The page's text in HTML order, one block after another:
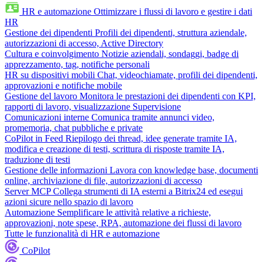
HR e automazione Ottimizzare i flussi di lavoro e gestire i dati
HR
Gestione dei dipendenti Profili dei dipendenti, struttura aziendale,
autorizzazioni di accesso, Active Directory
Cultura e coinvolgimento Notizie aziendali, sondaggi, badge di
apprezzamento, tag, notifiche personali
HR su dispositivi mobili Chat, videochiamate, profili dei dipendenti,
approvazioni e notifiche mobile
Gestione del lavoro Monitora le prestazioni dei dipendenti con KPI,
rapporti di lavoro, visualizzazione Supervisione
Comunicazioni interne Comunica tramite annunci video,
promemoria, chat pubbliche e private
CoPilot in Feed Riepilogo dei thread, idee generate tramite IA,
modifica e creazione di testi, scrittura di risposte tramite IA,
traduzione di testi
Gestione delle informazioni Lavora con knowledge base, documenti
online, archiviazione di file, autorizzazioni di accesso
Server MCP Collega strumenti di IA esterni a Bitrix24 ed esegui
azioni sicure nello spazio di lavoro
Automazione Semplificare le attività relative a richieste,
approvazioni, note spese, RPA, automazione dei flussi di lavoro
Tutte le funzionalità di HR e automazione
CoPilot